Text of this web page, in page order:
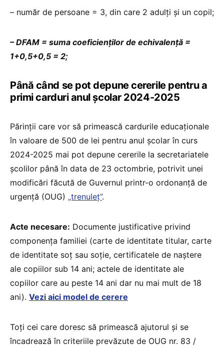
– număr de persoane = 3, din care 2 adulți şi un copil;
– DFAM = suma coeficienţilor de echivalență =
1+0,5+0,5 = 2;
Până când se pot depune cererile pentru a
primi carduri anul școlar 2024-2025
Părinții care vor să primească cardurile educaționale
în valoare de 500 de lei pentru anul școlar în curs
2024-2025 mai pot depune cererile la secretariatele
școlilor până în data de 23 octombrie, potrivit unei
modificări făcută de Guvernul printr-o ordonanță de
urgență (OUG) „trenuleț”.
Acte necesare: Documente justificative privind
componența familiei (carte de identitate titular, carte
de identitate soț sau soție, certificatele de naștere
ale copiilor sub 14 ani; actele de identitate ale
copiilor care au peste 14 ani dar nu mai mult de 18
ani). Vezi aici model de cerere
Toți cei care doresc să primească ajutorul și se
încadrează în criteriile prevăzute de OUG nr. 83 /